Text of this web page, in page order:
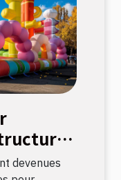
devenues